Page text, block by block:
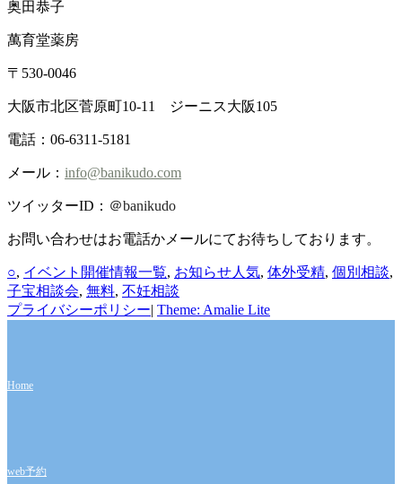
奥田恭子
萬育堂薬房
〒530-0046
大阪市北区菅原町10-11 ジーニス大阪105
電話：06-6311-5181
メール： info@banikudo.com
ツイッターID： ＠banikudo
お問い合わせはお電話かメールにてお待ちしております。
カ
テ
ゴ
○, イベント開催情報一覧, お知らせタ
人気, 体外受精, 個別相談,
子宝相談会, 無料, 不妊相談
プライバシーポリシー| Theme: Amalie Lite
Home
web予約